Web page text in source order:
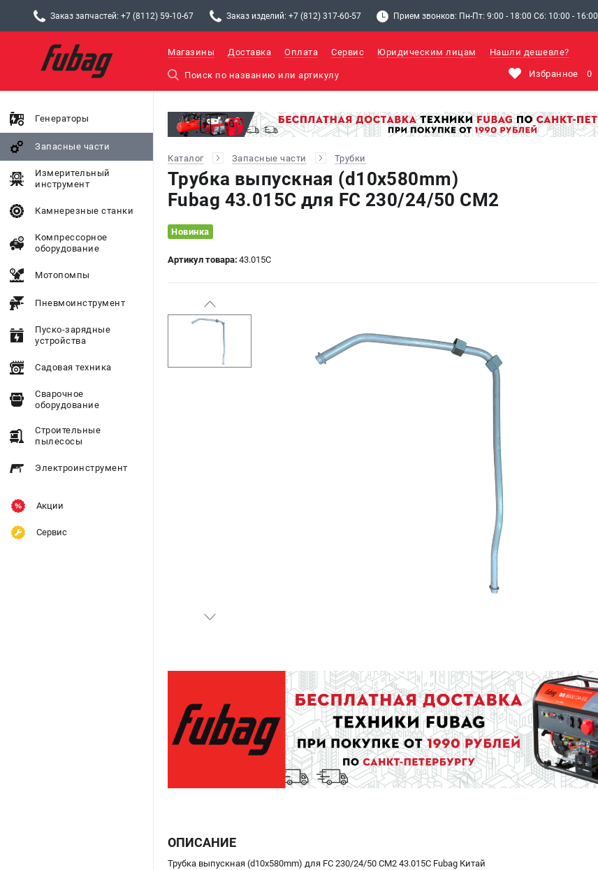
Заказ запчастей: +7 (8112) 59-10-67 Заказ изделий: +7 (812) 317-60-57 Прием звонков: Пн-Пт: 9:00 - 18:00 Сб: 10:00 - 16:00
Магазины Доставка Оплата Сервис Юридическим лицам Нашли дешевле?
Избранное 0
Генераторы
Запасные части
Измерительный
инструмент
Камнерезные станки
Компрессорное
оборудование
Мотопомпы
Пневмоинструмент
Пуско-зарядные
устройства
Садовая техника
Сварочное
оборудование
Строительные
пылесосы
Электроинструмент
Акции
Сервис
Каталог Запасные части Трубки
Трубка выпускная (d10x580mm)
Fubag 43.015C для FС 230/24/50 CM2
Новинка
Артикул товара: 43.015C
ОПИСАНИЕ
Трубка выпускная (d10x580mm) для FС 230/24/50 CM2 43.015C Fubag Китай